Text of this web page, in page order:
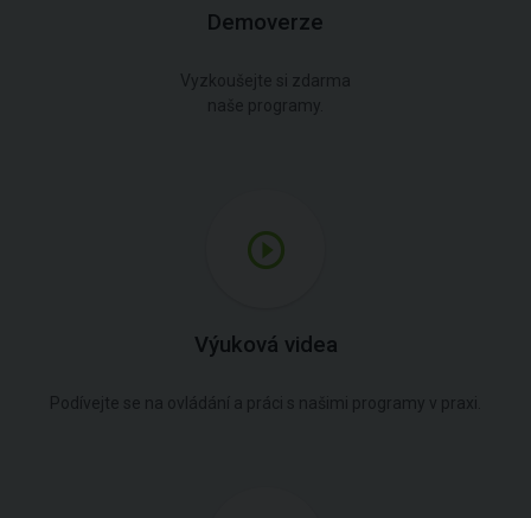
Demoverze
Vyzkoušejte si zdarma
naše programy.
Výuková videa
Podívejte se na ovládání a práci s našimi programy v praxi.